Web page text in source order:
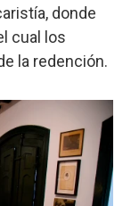
donde
cual los
la redención.